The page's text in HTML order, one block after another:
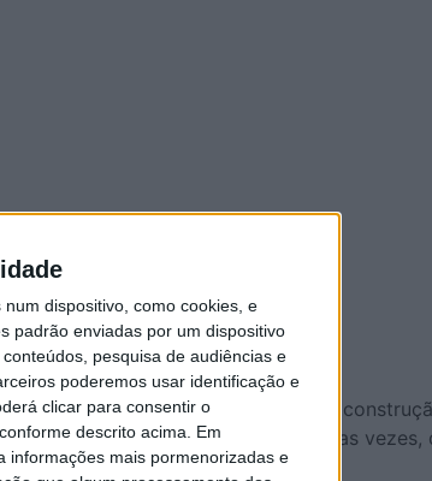
dispositivo, como cookies, e
padrão enviadas por um dispositivo
pesquisa de audiências e
poderemos usar identificação e
clicar para consentir o
descrito acima. Em
informações mais pormenorizadas e
, uma grande empresa na área da
Fundador e Presidente, repetidas vezes,